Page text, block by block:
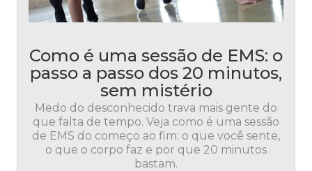
Como é uma sessão de EMS: o
passo a passo dos 20 minutos,
sem mistério
Medo do desconhecido trava mais gente do
que falta de tempo. Veja como é uma sessão
de EMS do começo ao fim: o que você sente,
o que o corpo faz e por que 20 minutos
bastam.